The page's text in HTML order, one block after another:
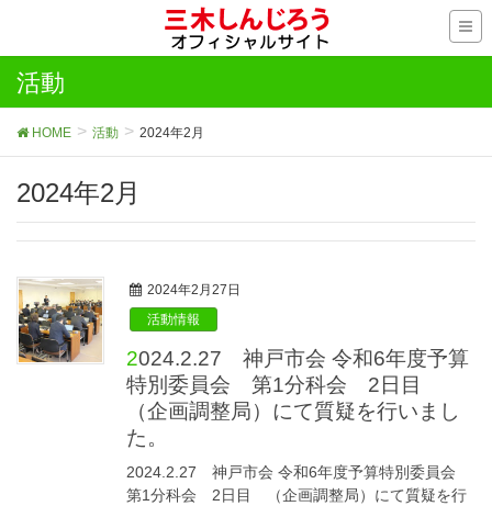
活動
HOME 活動 2024年2月
2024年2月
2024年2月27日
活動情報
2024.2.27 神戸市会 令和6年度予算
特別委員会 第1分科会 2日目
（企画調整局）にて質疑を行いまし
た。
2024.2.27 神戸市会 令和6年度予算特別委員会
第1分科会 2日目 （企画調整局）にて質疑を行